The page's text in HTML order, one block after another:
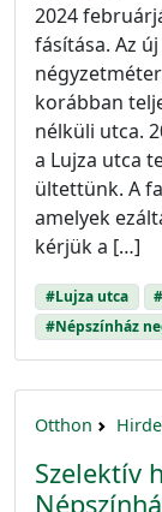
2024
fásítása. Az
korábban
nélküli utca.
a Lujza utca
ültettünk. A
amelyek
kérjük a […]
#Lujza utca
#Népszínház
Otthon
Szelektív